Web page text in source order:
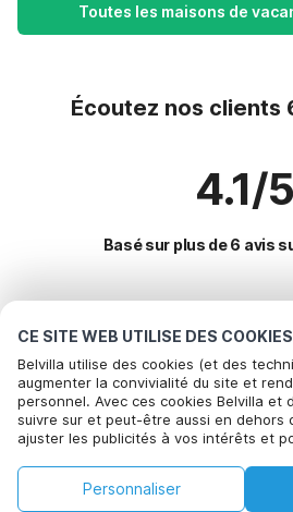
CE SITE WEB UTILISE DES
Belvilla utilise des cookies (et des
augmenter la convivialité du site et
personnel. Avec ces cookies Belvilla et
suivre sur et peut-être aussi en dehors
ajuster les publicités à vos intérêts et
Accepter, vous acceptez de le faire.
être trouvées dans notre
politique de
Personnaliser
Toutes les maisons de
Écoutez nos clients
4.1/5
Basé sur plus de 6 avis
Destinations les plus
vacances
Villes offrant les meilleures
Maison de vacances avec piscine gourdon
Location de vacances pour enfants
Location de vacances pour enfants
Commodités populaires pour les
Maison de vacances avec piscine
Villes populaires pour les vacances